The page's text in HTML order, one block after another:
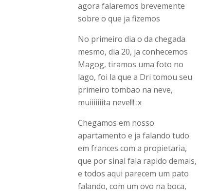
agora falaremos brevemente
sobre o que ja fizemos
No primeiro dia o da chegada
mesmo, dia 20, ja conhecemos
Magog, tiramos uma foto no
lago, foi la que a Dri tomou seu
primeiro tombao na neve,
muiiiiiiita neve!!! :x
Chegamos em nosso
apartamento e ja falando tudo
em frances com a propietaria,
que por sinal fala rapido demais,
e todos aqui parecem um pato
falando, com um ovo na boca,